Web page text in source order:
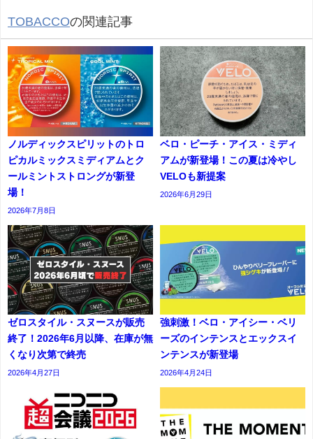
TOBACCOの関連記事
ノルディックスピリットのトロ
ピカルミックスミディアムとク
ールミントストロングが新登
場！
2026年7月8日
ベロ・ピーチ・アイス・ミディ
アムが新登場！この夏は冷やし
VELOも新提案
2026年6月29日
ゼロスタイル・スヌースが販売
終了！2026年6月以降、在庫が無
くなり次第で終売
2026年4月27日
強刺激！ベロ・アイシー・ベリ
ーズのインテンスとエックスイ
ンテンスが新登場
2026年4月24日